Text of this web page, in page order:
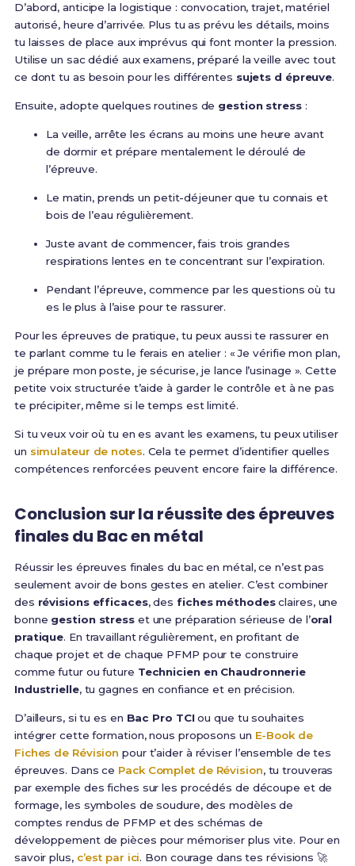
D’abord, anticipe la logistique : convocation, trajet, matériel
autorisé, heure d’arrivée. Plus tu as prévu les détails, moins
tu laisses de place aux imprévus qui font monter la pression.
Utilise un sac dédié aux examens, préparé la veille avec tout
ce dont tu as besoin pour les différentes sujets d épreuve.
Ensuite, adopte quelques routines de gestion stress:
La veille, arrête les écrans au moins une heure avant
de dormir et prépare mentalement le déroulé de
l’épreuve.
Le matin, prends un petit-déjeuner que tu connais et
bois de l’eau régulièrement.
Juste avant de commencer, fais trois grandes
respirations lentes en te concentrant sur l’expiration.
Pendant l’épreuve, commence par les questions où tu
es le plus à l’aise pour te rassurer.
Pour les épreuves de pratique, tu peux aussi te rassurer en
te parlant comme tu le ferais en atelier : « Je vérifie mon plan,
je prépare mon poste, je sécurise, je lance l’usinage ». Cette
petite voix structurée t’aide à garder le contrôle et à ne pas
te précipiter, même si le temps est limité.
Si tu veux voir où tu en es avant les examens, tu peux utiliser
un simulateur de notes. Cela te permet d’identifier quelles
compétences renforcées peuvent encore faire la différence.
Conclusion sur la réussite des épreuves
finales du Bac en métal
Réussir les épreuves finales du bac en métal, ce n’est pas
seulement avoir de bons gestes en atelier. C’est combiner
des révisions efficaces, desfiches méthodesclaires, une
bonne gestion stresset une préparation sérieuse de l’oral
pratique. En travaillant régulièrement, en profitant de
chaque projet et de chaque PFMP pour te construire
comme futur ou future Technicien en Chaudronnerie
Industrielle, tu gagnes en confiance et en précision.
D’ailleurs, si tu es en Bac Pro TCIou que tu souhaites
intégrer cette formation, nous proposons un E-Book de
Fiches de Révision pour t’aider à réviser l’ensemble de tes
épreuves. Dans ce Pack Complet de Révision, tu trouveras
par exemple des fiches sur les procédés de découpe et de
formage, les symboles de soudure, des modèles de
comptes rendus de PFMP et des schémas de
développement de pièces pour mémoriser plus vite. Pour en
savoir plus, c’est par ici. Bon courage dans tes révisions 🚀